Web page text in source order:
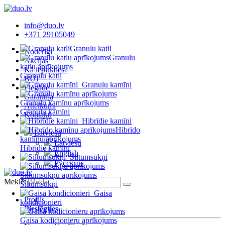
info@duo.lv
+371 29105049
Noderīgi
Akcijas
Kā iepirkties?
BUJ
Piegāde
Garantija
Atteikumi
Kontakti
Latviešu
Latviešu
English
Русский
Granulu katli
Granulu
katlu aprīkojums
Granulu katli
Granulu kamīni
Granulu kamīnu aprīkojums
Granulu kamīni
Hibrīdie kamīni
Hibrīdo
kamīnu aprīkojums
Hibrīdie kamīni
Siltumsūkņi
Siltumsūkņu aprīkojums
Siltumsūkņi
Gaisa
kondicionieri
Gaisa kodicionieru aprīkojums
Meklēt
Profils
Pieslēgties